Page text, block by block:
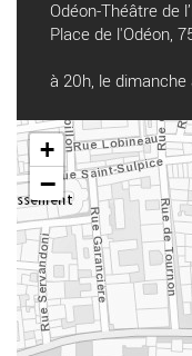
Odéon-Théâtre de
Place de l'Odéon,
à 20h, le
+
−